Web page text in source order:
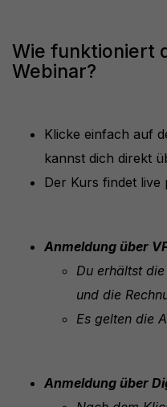
Wie funktioniert
Webinar?
Klicke einfach auf
kannst dich direkt
Der Kurs findet live
Anmeldung über
Du erhältst
und die
Es gelten die
Anmeldung über